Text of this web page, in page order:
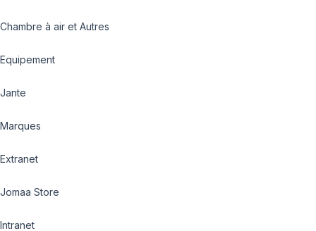
Chambre à air et Autres
Equipement
Jante
Marques
Extranet
Jomaa Store
Intranet